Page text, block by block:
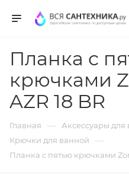
Планка с
крючками
AZR 18 BR
Главная — Аксессуары
Крючки для ванной —
Планка с пятью крючками